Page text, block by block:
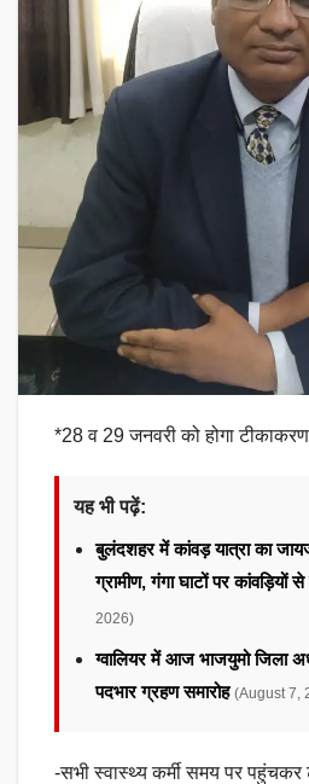
*28 व 29 जनवरी को होगा
यह भी पढ़ें:
बुलंदशहर में कांवड़ यात्रा का
ग्रामीण, गंगा घाटों पर कांवड़ियों
2026)
ग्वालियर में आज भाजयुमो जिला
पदभार ग्रहण समारोह (August 7,
-सभी स्वास्थ्य कर्मी समय पर